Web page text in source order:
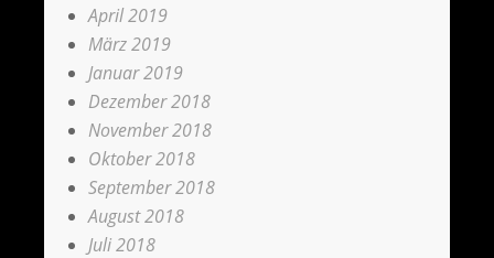
April 2019
März 2019
Januar 2019
Dezember 2018
November 2018
Oktober 2018
September 2018
August 2018
Juli 2018